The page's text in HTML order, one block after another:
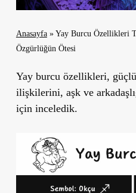
Anasayfa» Yay Burcu Özellikleri
Özgürlüğün Ötesi
Yay burcu özellikleri,
ilişkilerini, aşk ve
için inceledik.